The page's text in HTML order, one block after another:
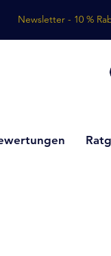
Newsletter - 10 %